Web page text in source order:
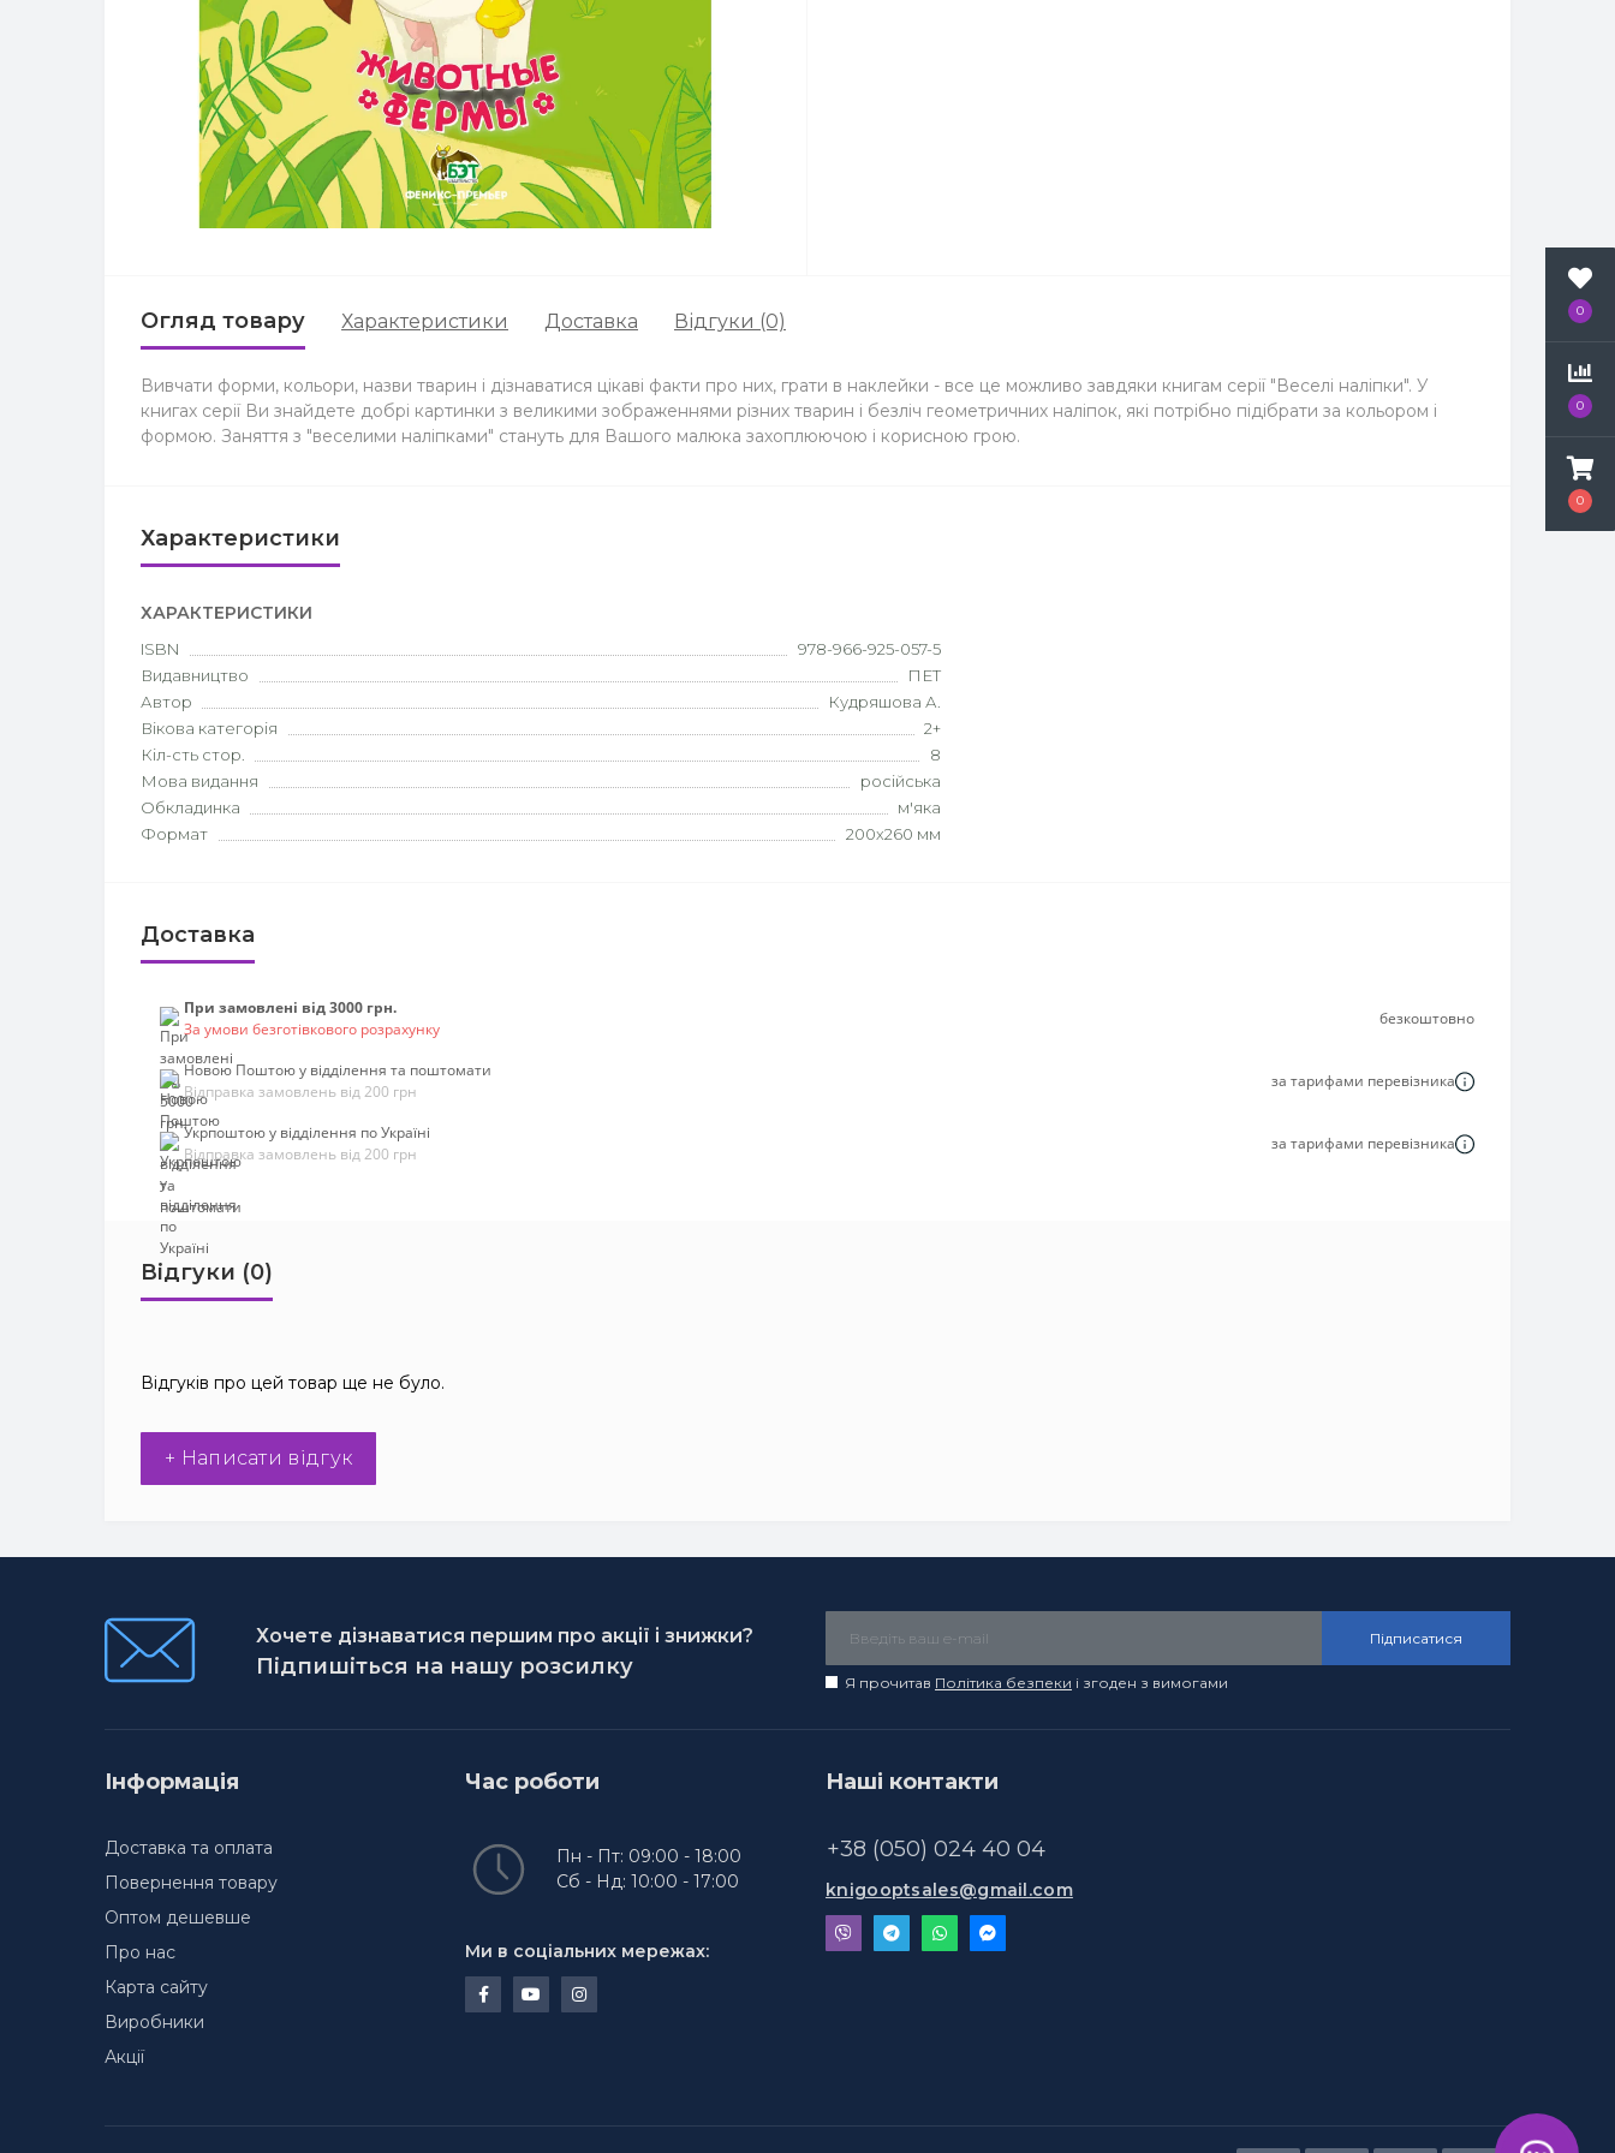
0
0
0
Огляд товару Характеристики Доставка Відгуки (0)
Вивчати форми, кольори, назви тварин і дізнаватися цікаві факти про них, грати в наклейки - все це можливо завдяки книгам серії "Веселі наліпки". У
книгах серії Ви знайдете добрі картинки з великими зображеннями різних тварин і безліч геометричних наліпок, які потрібно підібрати за кольором і
формою. Заняття з "веселими наліпками" стануть для Вашого малюка захоплюючою і корисною грою.
Характеристики
ХАРАКТЕРИСТИКИ
ISBN
978-966-925-057-5
Видавництво
ПЕТ
Автор
Кудряшова А.
Вікова категорія
2+
Кіл-сть стор.
8
Мова видання
російська
Обкладинка
м'яка
Формат
200х260 мм
Доставка
При замовлені від 3000 грн.
За умови безготівкового розрахунку
безкоштовно
Новою Поштою у відділення та поштомати
Відправка замовлень від 200 грн
за тарифами перевізника
Укрпоштою у відділення по Україні
Відправка замовлень від 200 грн
за тарифами перевізника
Відгуки (0)
Відгуків про цей товар ще не було.
+ Написати відгук
Хочете дізнаватися першим про акції і знижки?
Підпишіться на нашу розсилку
Підписатися
Я прочитав Політика безпеки і згоден з вимогами
Інформація
Доставка та оплата
Повернення товару
Оптом дешевше
Про нас
Карта сайту
Виробники
Акції
Час роботи
Пн - Пт: 09:00 - 18:00
Сб - Нд: 10:00 - 17:00
Ми в соціальних мережах:
Наші контакти
+38 (050) 024 40 04
knigooptsales@gmail.com